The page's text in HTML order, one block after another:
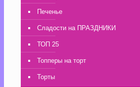
Печенье
Сладости на ПРАЗДНИКИ
ТОП 25
Топперы на торт
Торты